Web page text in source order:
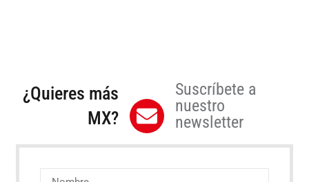
¿Quieres más
MX?
Suscríbete a
nuestro
newsletter